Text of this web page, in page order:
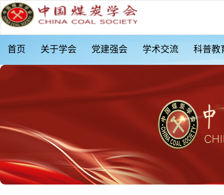
首页 关于学会 党建强会 学术交流 科普教